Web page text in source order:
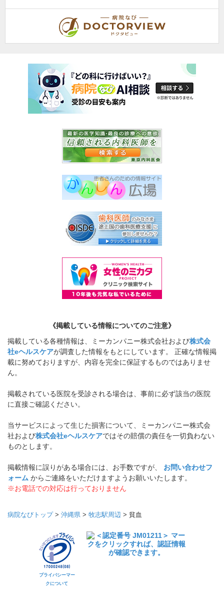
優しくて穏やかな先生です。助産師のみなさんも優しくて、安心して出産でき
【病院なびドクタビュー】ドクター取材記事
沖縄県那覇市
川上 浩司院長取材記事
貴院の特長を教えてください。
当院は常勤医3名の3診体制に加
ただき、地域のかかりつけ医とし
て、発熱外来や花粉症の一般内科
から循環器内科まで幅広く診療し
科、消化器内科、肛門外…
>>記事全文を読む